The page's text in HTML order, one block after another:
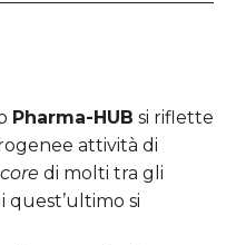
Pharma-HUB si riflette
attività di
core di molti tra gli
quest’ultimo si